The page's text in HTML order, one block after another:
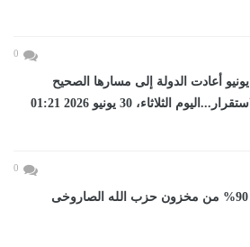
0
برلماني: ثورة 30 يونيو أعادت الدولة إلى مسارها الصحيح
ورسخت دعائم الاستقرار...اليوم الثلاثاء، 30 يونيو 2026 01:21
0